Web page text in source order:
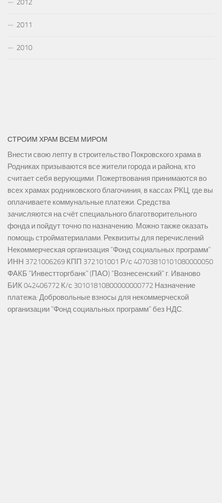
2012
2011
2010
СТРОИМ ХРАМ ВСЕМ МИРОМ
Внести свою лепту в строительство Покровского храма в
Родниках призываются все жители города и района, кто
считает себя верующими. Пожертвования принимаются во
всех храмах родниковского благочиния, в кассах РКЦ, где вы
оплачиваете коммунальные платежи. Средства
зачисляются на счёт специального благотворительного
фонда и пойдут точно по назначению. Можно также оказать
помощь стройматериалами. Реквизиты для перечислений
Некоммерческая организация "Фонд социальных программ"
ИНН 3721006269 КПП 372101001 Р/с 40703810101080000050
ФАКБ "Инвестторгбанк" (ПАО) "Вознесенский" г. Иваново
БИК 042406772 К/с 30101810800000000772 Назначение
платежа: Добровольные взносы для некоммерческой
организации "Фонд социальных программ" без НДС.